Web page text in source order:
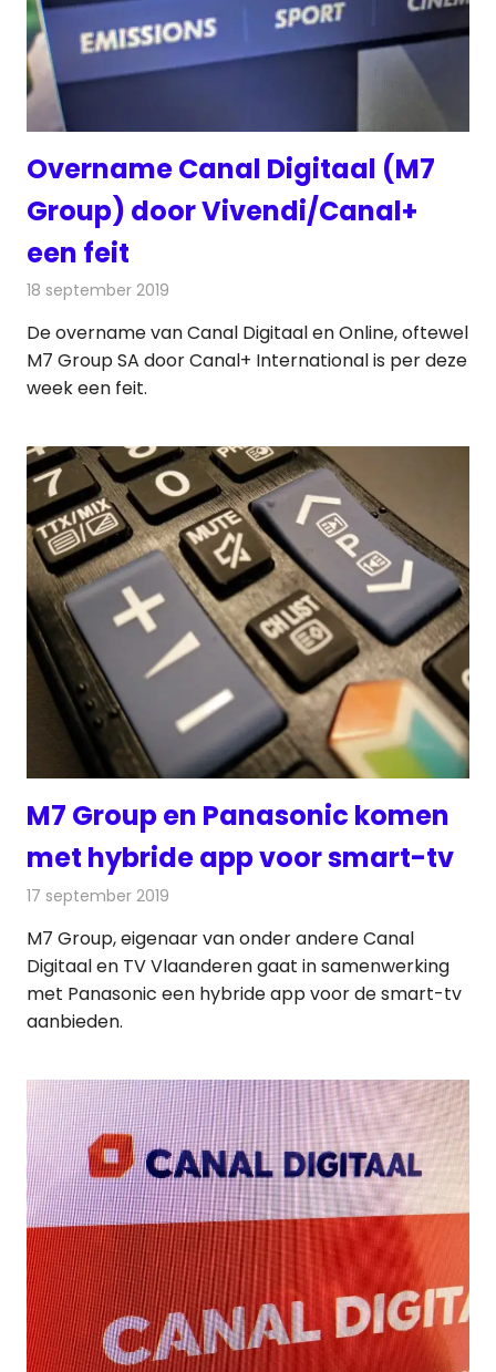
Overname Canal Digitaal (M7
Group) door Vivendi/Canal+
een feit
18 september 2019
De overname van Canal Digitaal en Online, oftewel
M7 Group SA door Canal+ International is per deze
week een feit.
M7 Group en Panasonic komen
met hybride app voor smart-tv
17 september 2019
M7 Group, eigenaar van onder andere Canal
Digitaal en TV Vlaanderen gaat in samenwerking
met Panasonic een hybride app voor de smart-tv
aanbieden.